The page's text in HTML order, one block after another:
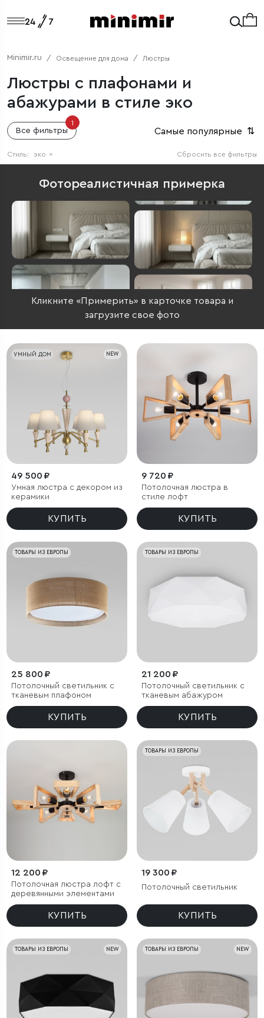
Minimir.ru Освещение для дома Люстры
Люстры с плафонами и
абажурами в стиле эко
Все фильтры
1
Самые популярные ⇅
Сбросить все фильтры
Стиль: эко ×
Фотореалистичная примерка
Кликните «Примерить» в карточке товара и
загрузите свое фото
УМНЫЙ ДОМ NEW
49 500 ₽
Умная люстра с декором из
керамики
КУПИТЬ
9 720 ₽
Потолочная люстра в
стиле лофт
КУПИТЬ
ТОВАРЫ ИЗ ЕВРОПЫ
25 800 ₽
Потолочный светильник с
тканевым плафоном
КУПИТЬ
ТОВАРЫ ИЗ ЕВРОПЫ
21 200 ₽
Потолочный светильник с
тканевым абажуром
КУПИТЬ
12 200 ₽
Потолочная люстра лофт с
деревянными элементами
КУПИТЬ
ТОВАРЫ ИЗ ЕВРОПЫ
19 300 ₽
Потолочный светильник
КУПИТЬ
NEW
ТОВАРЫ ИЗ ЕВРОПЫ NEW
ТОВАРЫ ИЗ ЕВРОПЫ